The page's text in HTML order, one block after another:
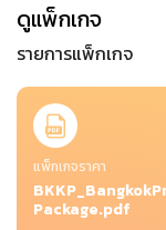
ดูแพ็กเกจ
รายการแพ็กเกจ
Slide 1 of 1
แพ็กเกจราคา
Package.pdf